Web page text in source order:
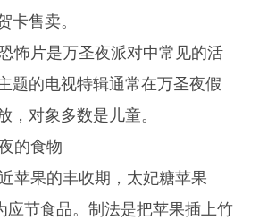
卡售卖。
怖片是万圣夜派对中常见的活
题的电视特辑通常在万圣夜假
，对象多数是儿童。
的食物
苹果的丰收期，太妃糖苹果
应节食品。制法是把苹果插上竹